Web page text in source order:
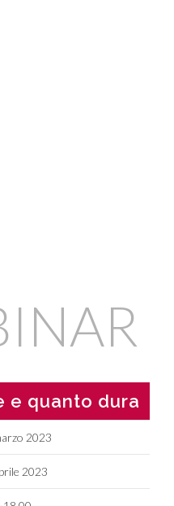
e quanto dura
2023
2023